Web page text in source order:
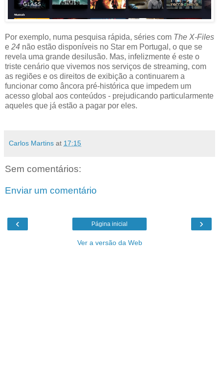
Por exemplo, numa pesquisa rápida, séries com The X-Files
e 24 não estão disponíveis no Star em Portugal, o que se
revela uma grande desilusão. Mas, infelizmente é este o
triste cenário que vivemos nos serviços de streaming, com
as regiões e os direitos de exibição a continuarem a
funcionar como âncora pré-histórica que impedem um
acesso global aos conteúdos - prejudicando particularmente
aqueles que já estão a pagar por eles.
Carlos Martins at 17:15
Sem comentários:
Enviar um comentário
‹ ›
Página inicial
Ver a versão da Web